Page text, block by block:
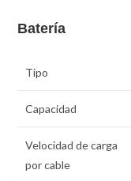
Batería
Tipo
Capacidad
Velocidad de carga
por cable